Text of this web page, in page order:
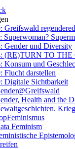
Greifswald
Superwoman?
Gender und Diversity
(RE)TURN TO THE
Konsum und
Flucht darstellen
Digitale Sichtbarkeit
Health and the
Feminism